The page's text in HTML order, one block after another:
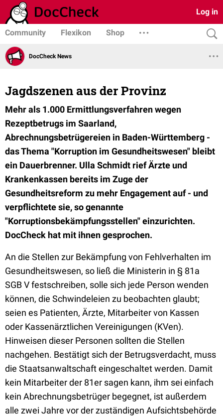
Log in
Community Flexikon Shop
DocCheck News
Jagdszenen aus der Provinz
Mehr als 1.000 Ermittlungsverfahren wegen
Rezeptbetrugs im Saarland,
Abrechnungsbetrügereien in Baden-Württemberg -
das Thema "Korruption im Gesundheitswesen" bleibt
ein Dauerbrenner. Ulla Schmidt rief Ärzte und
Krankenkassen bereits im Zuge der
Gesundheitsreform zu mehr Engagement auf - und
verpflichtete sie, so genannte
"Korruptionsbekämpfungsstellen" einzurichten.
DocCheck hat mit ihnen gesprochen.
An die Stellen zur Bekämpfung von Fehlverhalten im
Gesundheitswesen, so ließ die Ministerin in § 81a
SGB V festschreiben, solle sich jede Person wenden
können, die Schwindeleien zu beobachten glaubt;
seien es Patienten, Ärzte, Mitarbeiter von Kassen
oder Kassenärztlichen Vereinigungen (KVen).
Hinweisen dieser Personen sollten die Stellen
nachgehen. Bestätigt sich der Betrugsverdacht, muss
die Staatsanwaltschaft eingeschaltet werden. Damit
kein Mitarbeiter der 81er sagen kann, ihm sei einfach
kein Abrechnungsbetrüger begegnet, ist außerdem
alle zwei Jahre vor der zuständigen Aufsichtsbehörde